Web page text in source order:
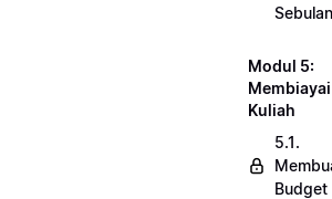
Sebulan
Modul 5:
Membiayai
Kuliah
5.1.
Budget